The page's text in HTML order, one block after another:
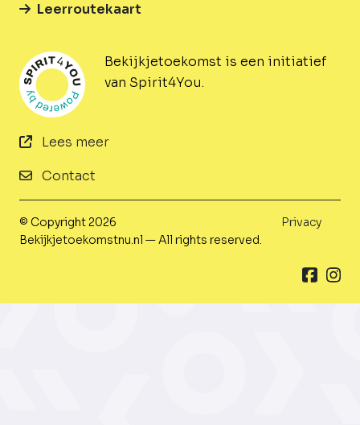
Bekijkjetoekomst is een initiatief
van Spirit4You.
Lees meer
Contact
Leerroutekaart
© Copyright 2026
Bekijkjetoekomstnu.nl — All rights reserved.
Privacy